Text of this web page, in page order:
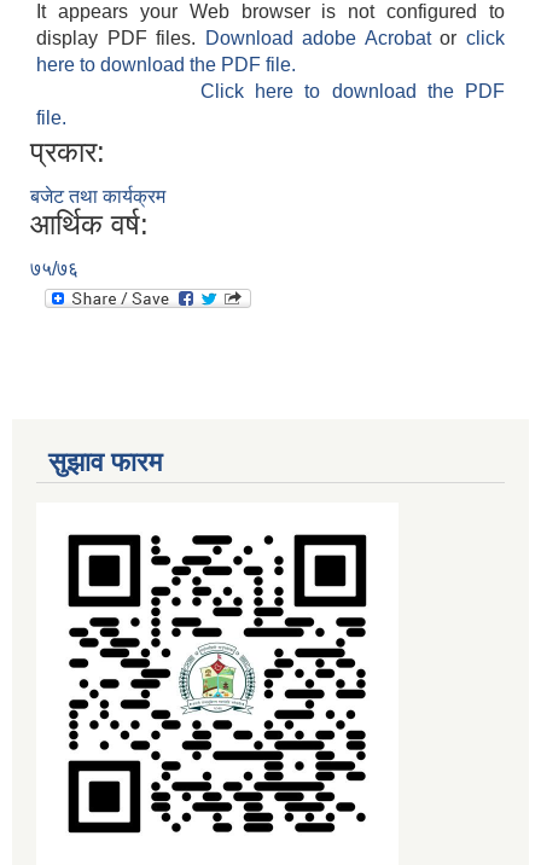
It appears your Web browser is not configured to
display PDF files.
Download adobe Acrobatorclick
here to download the PDF file.
Click here to download the PDF
file.
प्रकार:
बजेट तथा कार्यक्रम
आर्थिक वर्ष:
७५/७६
सुझाव फारम